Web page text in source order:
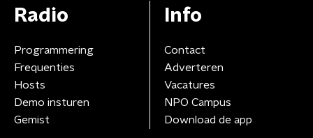
Radio
Programmering
Frequenties
Hosts
Demo insturen
Gemist
Info
Contact
Adverteren
Vacatures
NPO Campus
Download de app